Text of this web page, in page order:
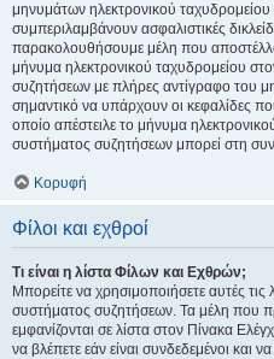
μηνυμάτων ηλεκτρονικού
συμπεριλαμβάνουν ασφαλιστικές
παρακολουθήσουμε μέλη που
μήνυμα ηλεκτρονικού ταχυδρομείου
συζητήσεων με πλήρες αντίγραφο του
σημαντικό να υπάρχουν οι κεφαλίδες
οποίο απέστειλε το μήνυμα
συστήματος συζητήσεων μπορεί στη
Κορυφή
Φίλοι και εχθροί
Τι είναι η λίστα Φίλων και Εχθρών;
Μπορείτε να χρησιμοποιήσετε αυτές
συστήματος συζητήσεων. Τα μέλη που
εμφανίζονται σε λίστα στον Πίνακα
να βλέπετε εάν είναι συνδεδεμένοι και